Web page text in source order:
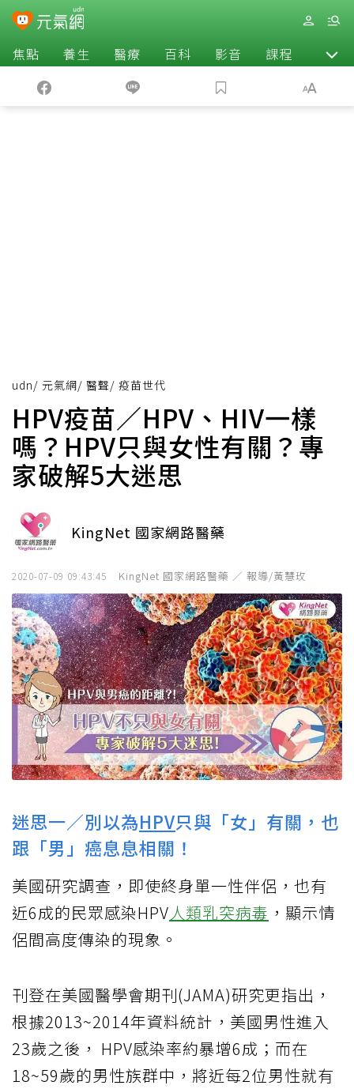
焦點 養生 醫療 百科 影音 課程 退休
udn/ 元氣網/ 醫聲/ 疫苗世代
HPV疫苗／HPV、HIV一樣
嗎？HPV只與女性有關？專
家破解5大迷思
KingNet 國家網路醫藥
2020-07-09 09:43:45 KingNet 國家網路醫藥 ／ 報導/黃慧玫
迷思一／別以為HPV只與「女」有關，也
跟「男」癌息息相關！
美國研究調查，即使終身單一性伴侶，也有
近6成的民眾感染HPV人類乳突病毒 ，顯示情
侶間高度傳染的現象。
刊登在美國醫學會期刊(JAMA)研究更指出，
根據2013~2014年資料統計，美國男性進入
23歲之後， HPV感染率約暴增6成；而在
18~59歲的男性族群中，將近每2位男性就有